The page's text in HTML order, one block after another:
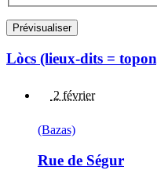
Lòcs (lieux-dits =
2 février
(Bazas)
Rue de Ségur